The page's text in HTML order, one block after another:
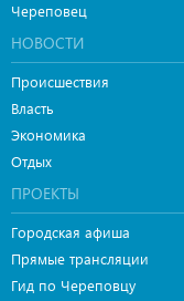
Череповец
НОВОСТИ
Происшествия
Власть
Экономика
Отдых
ПРОЕКТЫ
Городская афиша
Прямые трансляции
Гид по Череповцу